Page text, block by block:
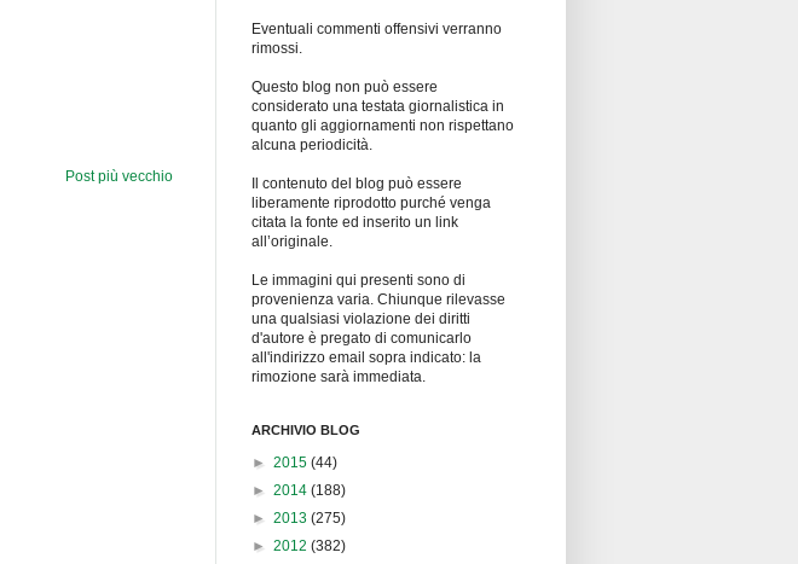
Post più vecchio
Eventuali commenti offensivi verranno
rimossi.
Questo blog non può essere
considerato una testata giornalistica in
quanto gli aggiornamenti non rispettano
alcuna periodicità.
Il contenuto del blog può essere
liberamente riprodotto purché venga
citata la fonte ed inserito un link
all’originale.
Le immagini qui presenti sono di
provenienza varia. Chiunque rilevasse
una qualsiasi violazione dei diritti
d'autore è pregato di comunicarlo
all'indirizzo email sopra indicato: la
rimozione sarà immediata.
ARCHIVIO BLOG
► 2015 (44)
► 2014 (188)
► 2013 (275)
► 2012 (382)